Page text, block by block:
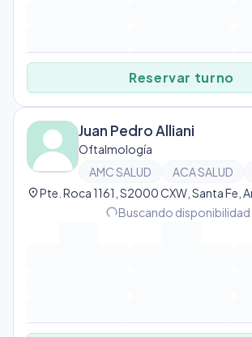
Reservar turno
Juan Pedro Alliani
Oftalmología
AMC SALUD
ACA SALUD
location_on
progress_activityBuscando disponibilidad…